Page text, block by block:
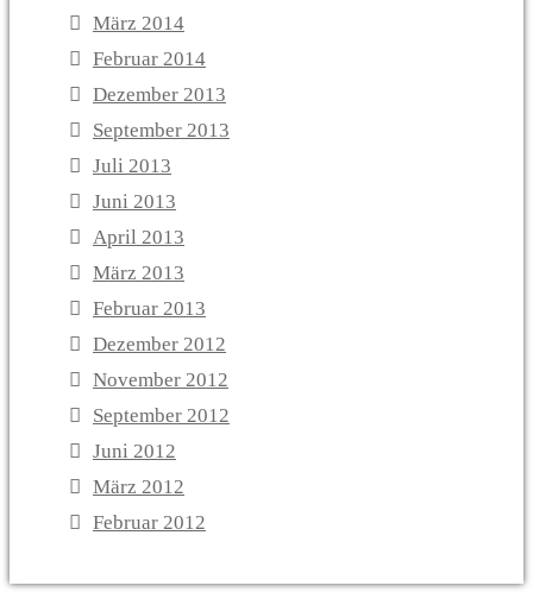
März 2014
Februar 2014
Dezember 2013
September 2013
Juli 2013
Juni 2013
April 2013
März 2013
Februar 2013
Dezember 2012
November 2012
September 2012
Juni 2012
März 2012
Februar 2012